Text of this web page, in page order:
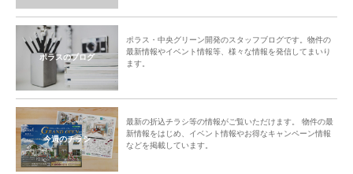
ポラスのブログ
ポラス・中央グリーン開発のスタッフブログです。物件の
最新情報やイベント情報等、様々な情報を発信してまいり
ます。
今週のチラシ
最新の折込チラシ等の情報がご覧いただけます。 物件の最
新情報をはじめ、イベント情報やお得なキャンペーン情報
などを掲載しています。